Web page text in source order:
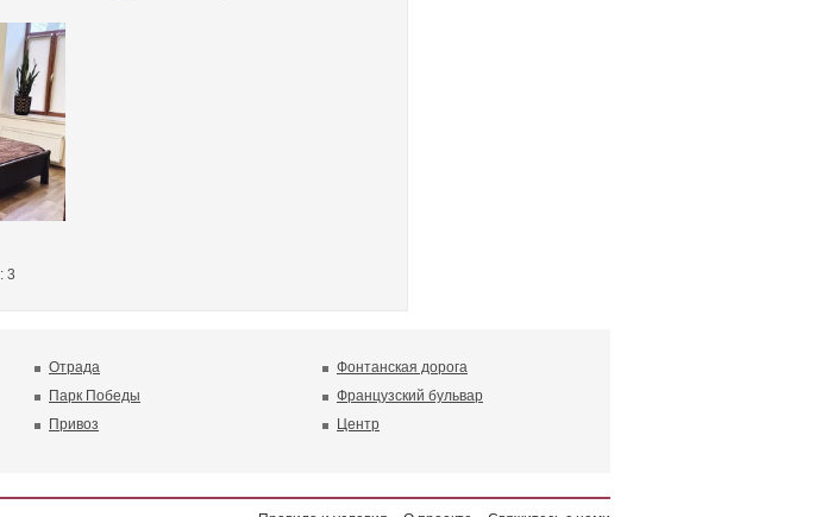
3
Отрада
Парк Победы
Привоз
Фонтанская дорога
Французский бульвар
Центр